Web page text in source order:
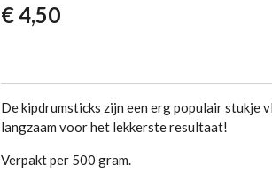
€ 4,50
De kipdrumsticks zijn een erg populair stukje
langzaam voor het lekkerste resultaat!
Verpakt per 500 gram.